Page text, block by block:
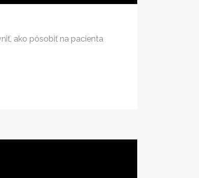
ako pôsobiť na pacienta